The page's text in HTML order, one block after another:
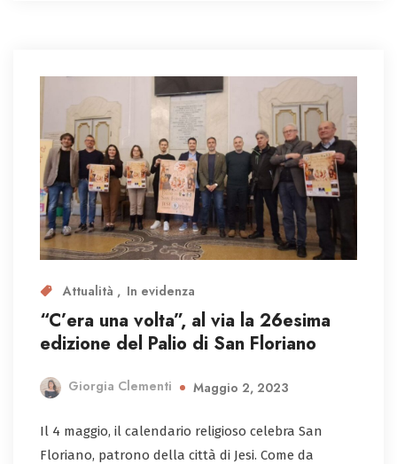
Attualità In evidenza
“C’era una volta”, al via la 26esima
edizione del Palio di San Floriano
Giorgia Clementi Maggio 2, 2023
Il 4 maggio, il calendario religioso celebra San
Floriano, patrono della città di Jesi. Come da